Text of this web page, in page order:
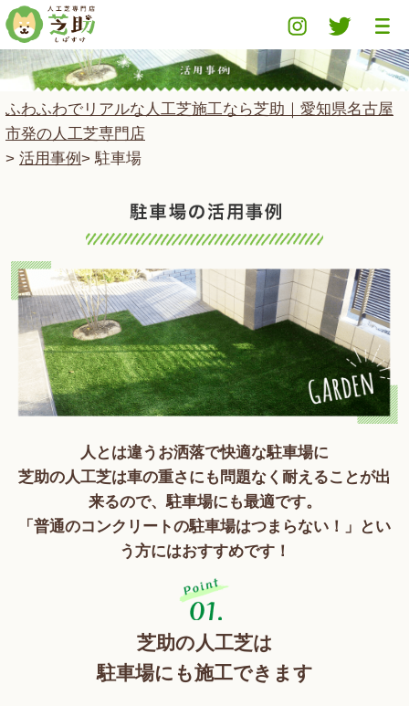
ふわふわでリアルな人工芝施工なら芝助｜愛知県名古屋
市発の人工芝専門店
> 活用事例 > 駐車場
人とは違うお洒落で快適な駐車場に
芝助の人工芝は車の重さにも問題なく耐えることが出
来るので、駐車場にも最適です。
「普通のコンクリートの駐車場はつまらない！」とい
う方にはおすすめです！
芝助の人工芝は
駐車場にも施工できます